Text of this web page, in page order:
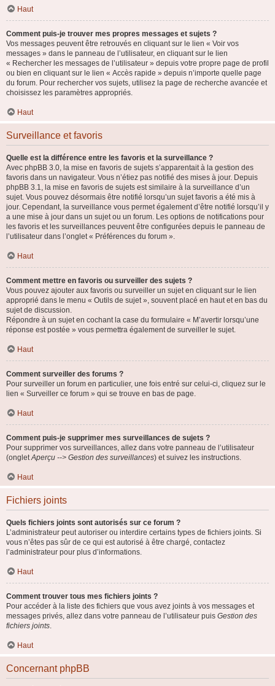
Haut
Comment puis-je trouver mes propres messages et sujets ?
Vos messages peuvent être retrouvés en cliquant sur le lien « Voir vos
messages » dans le panneau de l’utilisateur, en cliquant sur le lien
« Rechercher les messages de l’utilisateur » depuis votre propre page de profil
ou bien en cliquant sur le lien « Accès rapide » depuis n’importe quelle page
du forum. Pour rechercher vos sujets, utilisez la page de recherche avancée et
choisissez les paramètres appropriés.
Haut
Surveillance et favoris
Quelle est la différence entre les favoris et la surveillance ?
Avec phpBB 3.0, la mise en favoris de sujets s’apparentait à la gestion des
favoris dans un navigateur. Vous n’étiez pas notifié des mises à jour. Depuis
phpBB 3.1, la mise en favoris de sujets est similaire à la surveillance d’un
sujet. Vous pouvez désormais être notifié lorsqu’un sujet favoris a été mis à
jour. Cependant, la surveillance vous permet également d’être notifié lorsqu’il y
a une mise à jour dans un sujet ou un forum. Les options de notifications pour
les favoris et les surveillances peuvent être configurées depuis le panneau de
l’utilisateur dans l’onglet « Préférences du forum ».
Haut
Comment mettre en favoris ou surveiller des sujets ?
Vous pouvez ajouter aux favoris ou surveiller un sujet en cliquant sur le lien
approprié dans le menu « Outils de sujet », souvent placé en haut et en bas du
sujet de discussion.
Répondre à un sujet en cochant la case du formulaire « M’avertir lorsqu’une
réponse est postée » vous permettra également de surveiller le sujet.
Haut
Comment surveiller des forums ?
Pour surveiller un forum en particulier, une fois entré sur celui-ci, cliquez sur le
lien « Surveiller ce forum » qui se trouve en bas de page.
Haut
Comment puis-je supprimer mes surveillances de sujets ?
Pour supprimer vos surveillances, allez dans votre panneau de l’utilisateur
(ongletAperçu --> Gestion des surveillances) et suivez les instructions.
Haut
Fichiers joints
Quels fichiers joints sont autorisés sur ce forum ?
L’administrateur peut autoriser ou interdire certains types de fichiers joints. Si
vous n’êtes pas sûr de ce qui est autorisé à être chargé, contactez
l’administrateur pour plus d’informations.
Haut
Comment trouver tous mes fichiers joints ?
Pour accéder à la liste des fichiers que vous avez joints à vos messages et
messages privés, allez dans votre panneau de l’utilisateur puis Gestion des
fichiers joints.
Haut
Concernant phpBB